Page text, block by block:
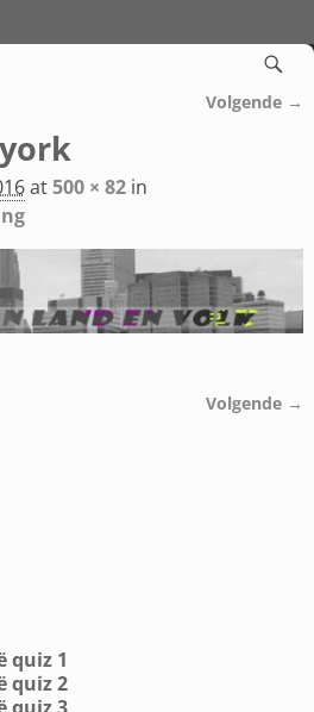
Volgende →
at500 × 82in
Volgende →
quiz 1
quiz 2